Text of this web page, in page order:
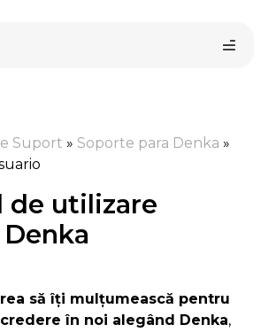
Suport » Soporte para Denka »
de utilizare
să îți mulțumească pentru
în noi alegând Denka,